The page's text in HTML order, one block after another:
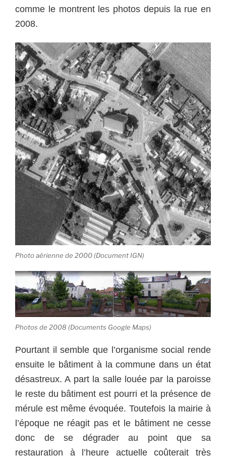
comme le montrent les photos depuis la rue en
2008.
Photo aérienne de 2000 (Document IGN)
Photos de 2008 (Documents Google Maps)
Pourtant il semble que l’organisme social rende
ensuite le bâtiment à la commune dans un état
désastreux. A part la salle louée par la paroisse
le reste du bâtiment est pourri et la présence de
mérule est même évoquée. Toutefois la mairie à
l’époque ne réagit pas et le bâtiment ne cesse
donc de se dégrader au point que sa
restauration à l’heure actuelle coûterait très